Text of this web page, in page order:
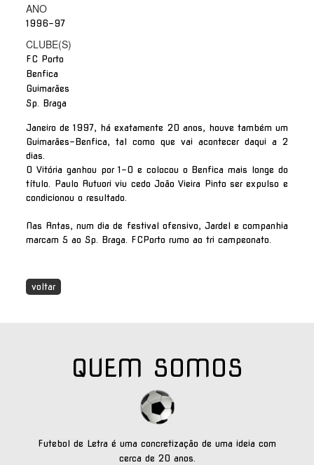
ANO
1996-97
CLUBE(S)
FC Porto
Benfica
Guimarães
Sp. Braga
Janeiro de 1997, há exatamente 20 anos, houve também um
Guimarães-Benfica, tal como que vai acontecer daqui a 2
dias.
O Vitória ganhou por 1-0 e colocou o Benfica mais longe do
título. Paulo Autuori viu cedo João Vieira Pinto ser expulso e
condicionou o resultado.
Nas Antas, num dia de festival ofensivo, Jardel e companhia
marcam 5 ao Sp. Braga. FCPorto rumo ao tri campeonato.
voltar
QUEM SOMOS
Futebol de Letra é uma concretização de uma ideia com
cerca de 20 anos.